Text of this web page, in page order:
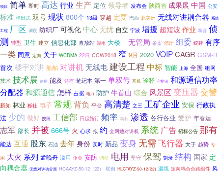
项目 简单 即时 高达 行业 生产 定位 领导者 发布会 陕西省 成果展 中国 公安
标准 弹出式 双号 现状 800个 13级 穿越 定要 巴西 北美洲 无线对讲耦合器 系统
工程 厂区 调度 纺织厂 可视化 中心 无忧 自立 宁波 增援 超短波 作业 新晋 侦
测 转型 卫生 建立 信息化部 直放站 湖南 大楼 无管局 备案 信厅 组委 统建 有序
一类 同意 定向 关于 WCDMA 22日 CCW2018 窄 9月 2020 VOIPCAGR GSM-R
首次 楼宇对讲 船舶 对讲机无线电建设工程 中标 智能 上海 全国 组网
技术 技术展 耐用 能及 还有 笔记本 第一 单双号 耳机 诠释 守护者 和源通信功率
分配器 和源通信怎样 占据 电力 防护 牛首山 综合 风景区 变压器 交警
新知 林业 栎社 电子 常规背负 平台 高清楚 之三 工矿企业 安保 行政执
法 少的 做好 按照 工信部 日起施行 频率 新标 渗透 各行各业 爱护 年春运
志军 部长 并被 666号 火 心求 拟 约 全网通对讲机 系统 广告 招标公告 那有
能达 互通 股东 石油 去年 身份 实时 新品 变身 无需飞行器 大于 趋势 专
用 大火 系列 孟晚舟 滥用 企业 安防 调研 电用 坚守 保驾 刻录 结构 国家 定
向耦合器 无线对讲功分器 HCAAYZ-50-12（22） 联创 HLCTAYZ-50-12(22) 漏缆 定向耦合合路组件 风